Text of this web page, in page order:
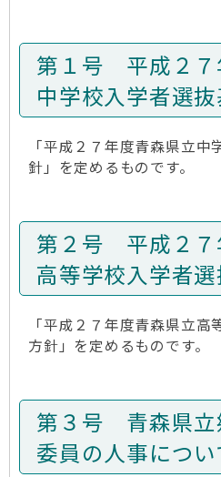
第１号 平成２７
中学校入学者選
「平成２７年度青森県立
針」を定めるものです。
第２号 平成２７
高等学校入学者
「平成２７年度青森県立
方針」を定めるものです。
第３号 青森県立
委員の人事につい